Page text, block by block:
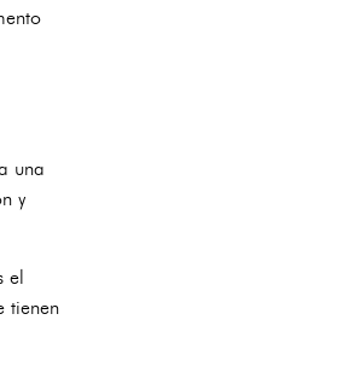
una
y
el
tienen